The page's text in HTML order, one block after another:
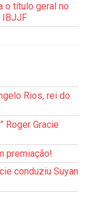
o título geral no
IBJJF
Rios, rei do
Roger Gracie
premiação!
conduziu Suyan